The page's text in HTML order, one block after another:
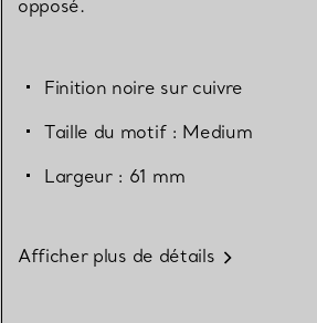
opposé.
Finition noire sur cuivre
Taille du motif : Medium
Largeur : 61 mm
Afficher plus de détails